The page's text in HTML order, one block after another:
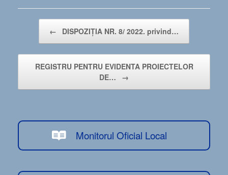
← DISPOZIŢIA NR. 8/ 2022. privind…
REGISTRU PENTRU EVIDENTA PROIECTELOR
DE…
→
Monitorul Oficial Local